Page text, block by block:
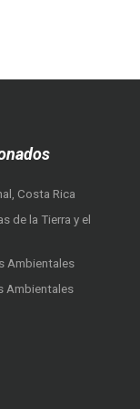
Costa Rica
de la Tierra y el
Ambientales
Ambientales